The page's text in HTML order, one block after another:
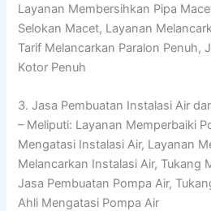
Layanan Membersihkan Pipa
Selokan Macet, Layanan
Tarif Melancarkan Paralon Penuh,
Kotor Penuh
3. Jasa Pembuatan Instalasi Air
– Meliputi: Layanan Memperbaiki
Mengatasi Instalasi Air, Layanan
Melancarkan Instalasi Air, Tukang
Jasa Pembuatan Pompa Air,
Ahli Mengatasi Pompa Air